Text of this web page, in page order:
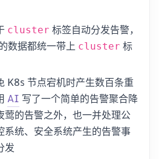
cluster 标签自动分发告警，
数据都统一带上 cluster 标
K8s 节点宕机时产生数百条重
AI 写了一个简单的告警聚合降
莺的告警之外，也一并处理公
系统、安全系统产生的告警事
发